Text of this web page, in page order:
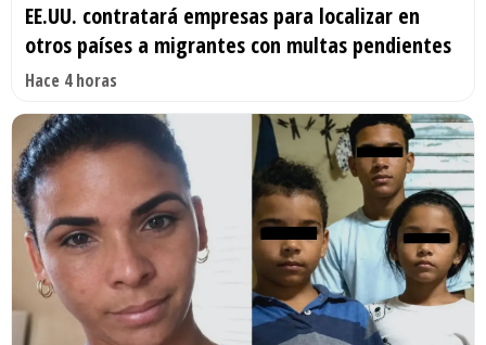
EE.UU. contratará empresas para localizar en
otros países a migrantes con multas pendientes
Hace 4 horas